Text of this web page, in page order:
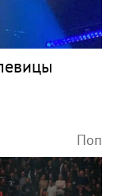
Поп